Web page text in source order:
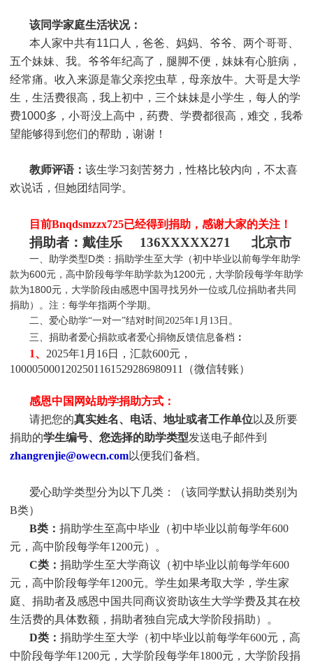
该同学家庭生活状况：
本人家中共有11口人，爸爸、妈妈、爷爷、两个哥哥、
五个妹妹、我。爷爷年纪高了，腿脚不便，妹妹有心脏病，
经常痛。收入来源是靠父亲挖虫草，母亲放牛。大哥是大学
生，生活费很高，我上初中，三个妹妹是小学生，每人的学
费1000多，小哥没上高中，药费、学费都很高，难交，我希
望能够得到您们的帮助，谢谢！
教师评语： 该生学习刻苦努力，性格比较内向，不太喜
欢说话，但她团结同学。
目前Bnqdsmzzx725已经得到捐助，感谢大家的关注！
捐助者：戴佳乐 136XXXXX271 北京市
一、助学类型D类：捐助学生至大学（初中毕业以前每学年助学
款为600元，高中阶段每学年助学款为1200元，大学阶段每学年助学
款为1800元，大学阶段由感恩中国寻找另外一位或几位捐助者共同
捐助）。注：每学年指两个学期。
二、爱心助学“一对一”结对时间2025年1月13日 。
三、捐助者爱心捐款或者爱心捐物反馈信息备档 ：
1、 2025年1月16日，汇款600元，
1000050001202501161529286980911（微信转账）
感恩中国网站助学捐助方式：
请把您的真实姓名、电话、地址或者工作单位以及所要
捐助的学生编号、您选择的助学类型发送电子邮件到
zhangrenjie@owecn.com以便我们备档。
爱心助学类型分为以下几类：（该同学默认捐助类别为
B类）
B类： 捐助学生至高中毕业（初中毕业以前每学年600
元，高中阶段每学年1200元）。
C类： 捐助学生至大学商议（初中毕业以前每学年600
元，高中阶段每学年1200元。 学生如果考取大学， 学生家
庭、捐助者及感恩中国共同商议资助该生大学学费及其在校
生活费的具体数额，捐助者独自完成大学阶段捐助）。
D类： 捐助学生至大学（初中毕业以前每学年600元，高
中阶段每学年1200元，大学阶段每学年1800元，大学阶段捐